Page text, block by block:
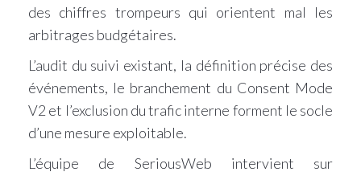
des chiffres trompeurs qui orientent mal les
arbitrages budgétaires.
L’audit du suivi existant, la définition précise des
événements, le branchement du Consent Mode
V2 et l’exclusion du trafic interne forment le socle
d’une mesure exploitable.
L’équipe de SeriousWeb intervient sur